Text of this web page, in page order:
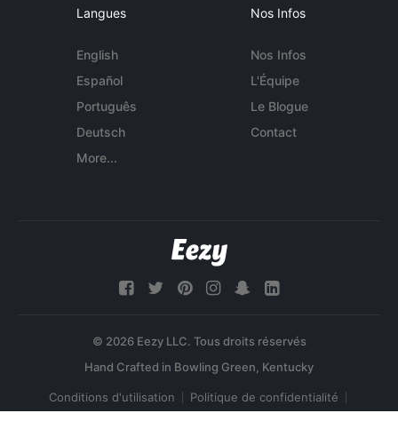
Langues
English
Español
Português
Deutsch
More...
Nos Infos
Nos Infos
L'Équipe
Le Blogue
Contact
© 2026 Eezy LLC. Tous droits réservés
Conditions d'utilisation Politique de confidentialité